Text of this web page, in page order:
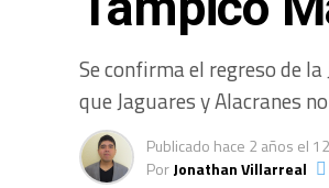
Se confirma el regreso de
que Jaguares y Alacranes
Publicado hace 2 años el
PorJonathan Villarreal